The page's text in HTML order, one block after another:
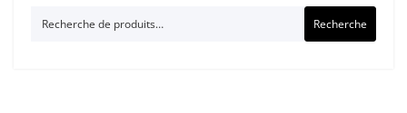
Recherche